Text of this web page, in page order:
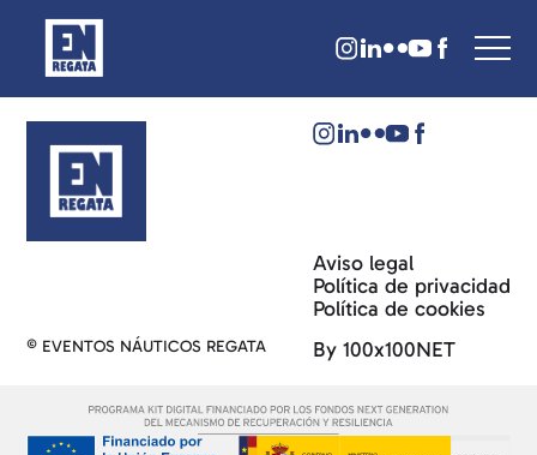
© EVENTOS NÁUTICOS REGATA
Aviso legal
Política de privacidad
Política de cookies
By 100x100NET